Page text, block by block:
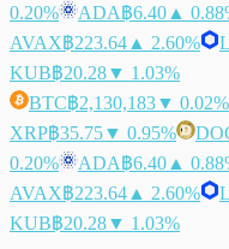
0.20%
ADA฿6.40 ▲
AVAX฿223.64 ▲ 2.60%
KUB฿20.28▼ 1.03%
BTC฿2,130,183▼ 0.02%
XRP฿35.75▼ 0.95%
0.20%
ADA฿6.40 ▲
AVAX฿223.64 ▲ 2.60%
KUB฿20.28▼ 1.03%